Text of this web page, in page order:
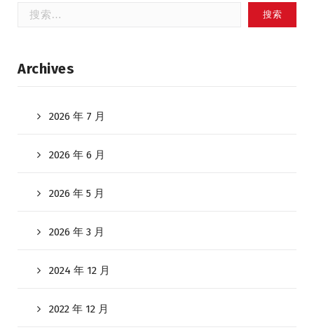
Archives
2026 年 7 月
2026 年 6 月
2026 年 5 月
2026 年 3 月
2024 年 12 月
2022 年 12 月